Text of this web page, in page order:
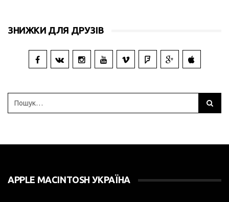
ЗНИЖКИ ДЛЯ ДРУЗІВ
APPLE MACINTOSH УКРАЇНА